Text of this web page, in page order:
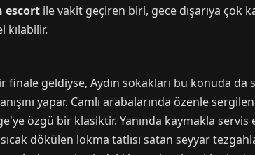
escort ile vakit geçiren biri, gece dışarıya çok
kılabilir.
geldiyse, Aydın sokakları bu konuda da
yapar. Camlı arabalarında özenle
özgü bir klasiktir. Yanında kaymakla
dökülen lokma tatlısı satan seyyar